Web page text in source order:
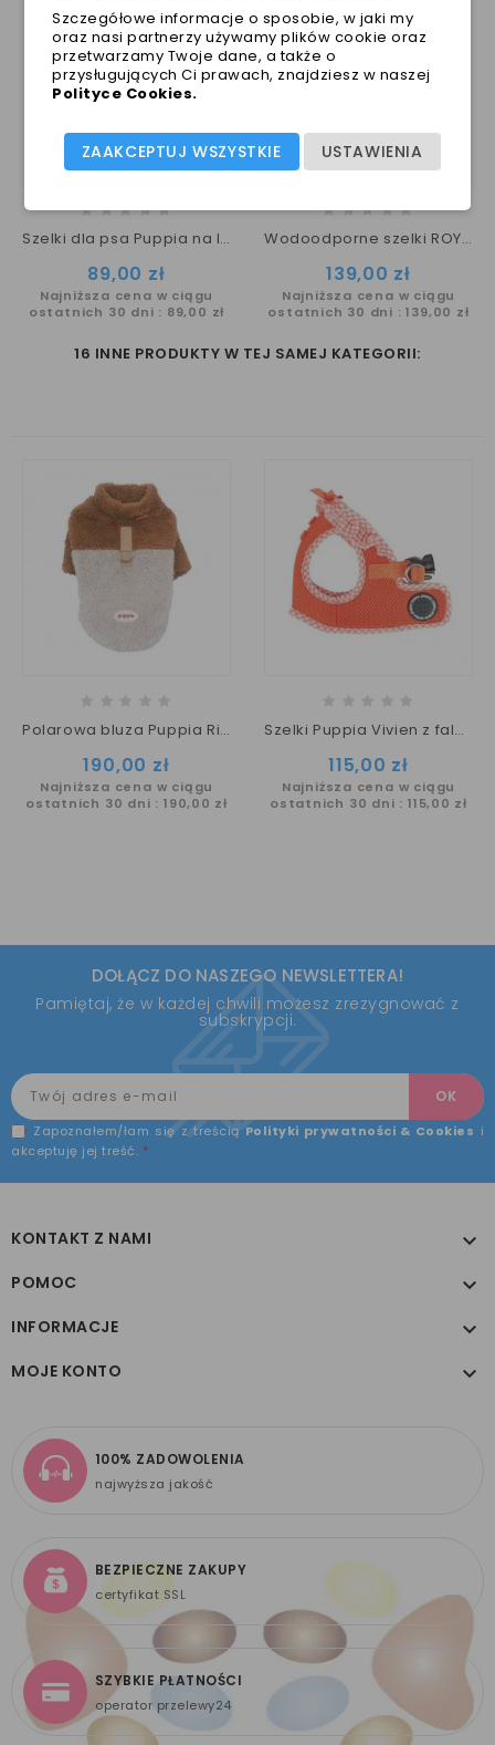
Szelki dla psa Puppia na lato z oddychającej siateczki
Cena
89,00 zł
Najniższa cena w ciągu
ostatnich 30 dni : 89,00 zł
Wodoodporne szelki ROYAL BLUE dla psa Puppia
Cena
139,00 zł
Najniższa cena w ciągu
ostatnich 30 dni : 139,00 zł
16 INNE PRODUKTY W TEJ SAMEJ KATEGORII:
Polarowa bluza Puppia Ridge Fleece
Cena
190,00 zł
Najniższa cena w ciągu
ostatnich 30 dni : 190,00 zł
Szelki Puppia Vivien z falbanką orange
Cena
115,00 zł
Najniższa cena w ciągu
ostatnich 30 dni : 115,00 zł
DOŁĄCZ DO NASZEGO NEWSLETTERA!
Pamiętaj, że w każdej chwili możesz zrezygnować z
subskrypcji.
Zapoznałem/łam się z treścią Polityki prywatności & Cookies i
akceptuję jej treść. *
KONTAKT Z NAMI 
POMOC 
INFORMACJE 
MOJE KONTO 
100% ZADOWOLENIA
najwyższa jakość
BEZPIECZNE ZAKUPY
certyfikat SSL
SZYBKIE PŁATNOŚCI
operator przelewy24
Szczegółowe informacje o sposobie, w jaki my
oraz nasi partnerzy używamy plików cookie oraz
przetwarzamy Twoje dane, a także o
przysługujących Ci prawach, znajdziesz w naszej
Polityce Cookies.
USTAWIENIA
ZAAKCEPTUJ WSZYSTKIE